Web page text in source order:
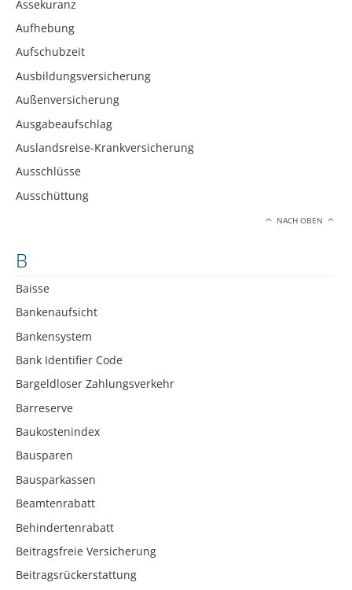
Assekuranz
Aufhebung
Aufschubzeit
Ausbildungsversicherung
Außenversicherung
Ausgabeaufschlag
Auslandsreise-Krankversicherung
Ausschlüsse
Ausschüttung
NACH OBEN
B
Baisse
Bankenaufsicht
Bankensystem
Bank Identifier Code
Bargeldloser Zahlungsverkehr
Barreserve
Baukostenindex
Bausparen
Bausparkassen
Beamtenrabatt
Behindertenrabatt
Beitragsfreie Versicherung
Beitragsrückerstattung